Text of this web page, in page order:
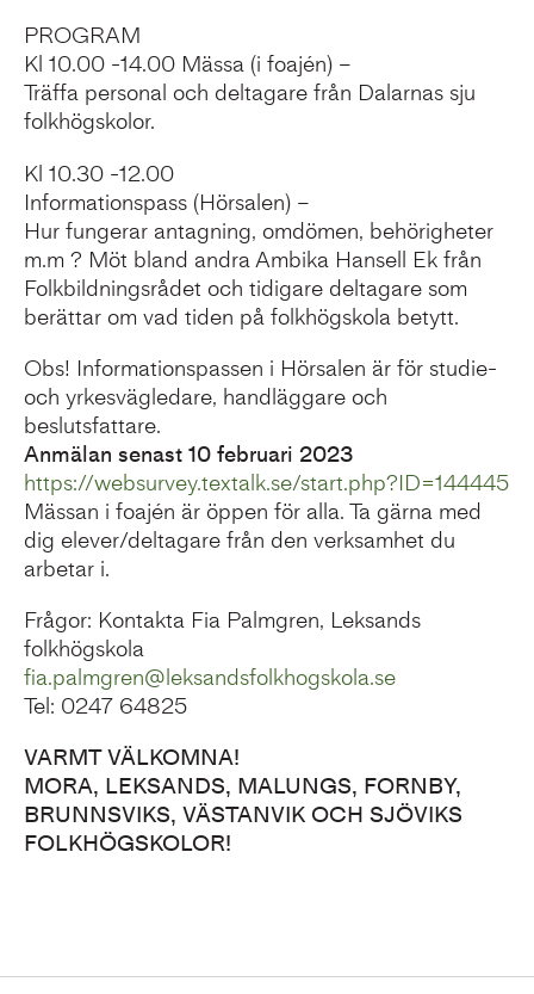
PROGRAM
Kl 10.00 -14.00 Mässa (i foajén) –
Träffa personal och deltagare från Dalarnas sju
folkhögskolor.
Kl 10.30 -12.00
Informationspass (Hörsalen) –
Hur fungerar antagning, omdömen, behörigheter
m.m ? Möt bland andra Ambika Hansell Ek från
Folkbildningsrådet och tidigare deltagare som
berättar om vad tiden på folkhögskola betytt.
Obs! Informationspassen i Hörsalen är för studie-
och yrkesvägledare, handläggare och
beslutsfattare.
Anmälan senast 10 februari 2023
https://websurvey.textalk.se/start.php?ID=144445
Mässan i foajén är öppen för alla. Ta gärna med
dig elever/deltagare från den verksamhet du
arbetar i.
Frågor: Kontakta Fia Palmgren, Leksands
folkhögskola
fia.palmgren@leksandsfolkhogskola.se
Tel: 0247 64825
VARMT VÄLKOMNA!
MORA, LEKSANDS, MALUNGS, FORNBY,
BRUNNSVIKS, VÄSTANVIK OCH SJÖVIKS
FOLKHÖGSKOLOR!